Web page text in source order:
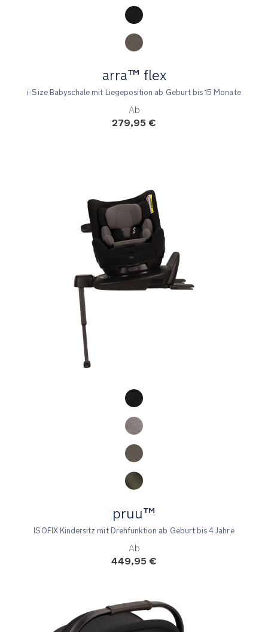
arra™ flex
i-Size Babyschale mit Liegeposition ab Geburt bis 15 Monate
Ab
279,95 €
pruu™
ISOFIX Kindersitz mit Drehfunktion ab Geburt bis 4 Jahre
Ab
449,95 €